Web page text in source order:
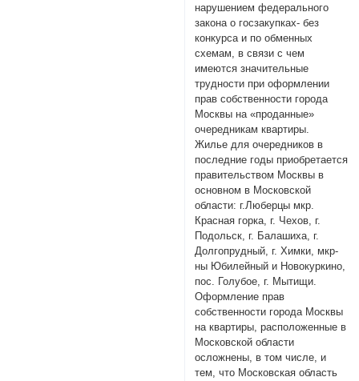
нарушением федерального
закона о госзакупках- без
конкурса и по обменных
схемам, в связи с чем
имеются значительные
трудности при оформлении
прав собственности города
Москвы на «проданные»
очередникам квартиры.
Жилье для очередников в
последние годы приобретается
правительством Москвы в
основном в Московской
области: г.Люберцы мкр.
Красная горка, г. Чехов, г.
Подольск, г. Балашиха, г.
Долгопрудный, г. Химки, мкр-
ны Юбилейный и Новокуркино,
пос. Голубое, г. Мытищи.
Оформление прав
собственности города Москвы
на квартиры, расположенные в
Московской области
осложнены, в том числе, и
тем, что Московская область